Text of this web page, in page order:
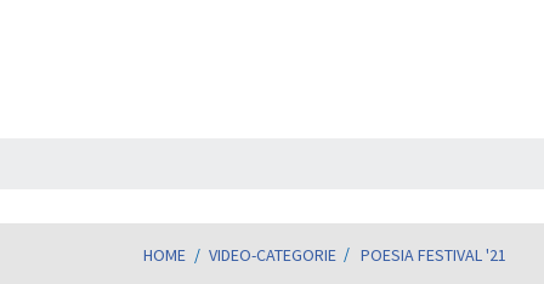
HOME / VIDEO-CATEGORIE POESIA FESTIVAL '21